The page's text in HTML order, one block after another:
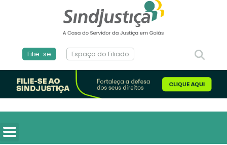
Filie-se Espaço do Filiado